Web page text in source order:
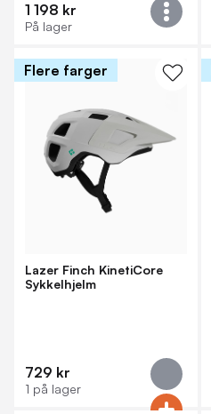
1 198 kr
På lager
Flere farger
Lazer Finch KinetiCore
Sykkelhjelm
729 kr
1 på lager